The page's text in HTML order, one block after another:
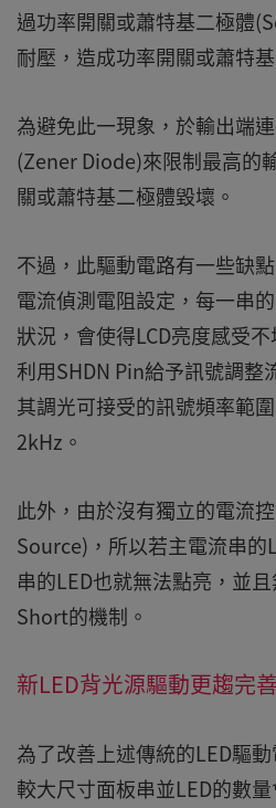
過功率開關或蕭特基二極體
耐壓，造成功率開關或蕭特
為避免此一現象，於輸出端
(Zener Diode)來限制最高的
關或蕭特基二極體毀壞。
不過，此驅動電路有一些缺
電流偵測電阻設定，每一串
狀況，會使得LCD亮度感受
利用SHDN Pin給予訊號調整
其調光可接受的訊號頻率範
2kHz。
此外，由於沒有獨立的電流
Source)，所以若主電流串的
串的LED也就無法點亮，並
Short的機制。
新LED背光源驅動更趨完善
為了改善上述傳統的LED驅
較大尺寸面板串並LED的數